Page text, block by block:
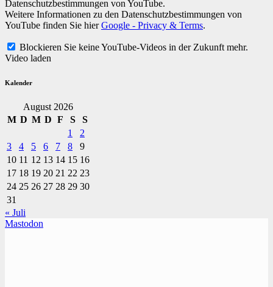
Datenschutzbestimmungen von YouTube.
Weitere Informationen zu den Datenschutzbestimmungen von
YouTube finden Sie hierGoogle - Privacy & Terms.
Blockieren Sie keine YouTube-Videos in der Zukunft mehr.
Video laden
Kalender
August 2026
M D M D F S
S
1
2
3
4 5 6 7 8
9
10 11 12 13 14 15 16
17 18 19 20 21 22 23
24 25 26 27 28 29 30
31
« Juli
Mastodon